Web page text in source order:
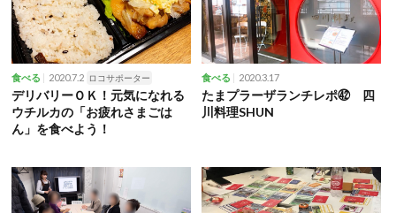
食べる 2020.7.2 ロコサポーター
デリバリーＯＫ！元気になれる
ウチルカの「お疲れさまごは
ん」を食べよう！
食べる 2020.3.17
たまプラーザランチレポ㊷ 四
川料理SHUN